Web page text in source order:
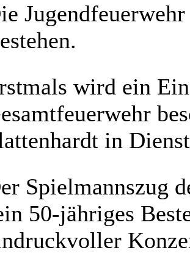
wird ein
in
Spielmannszug
50-jähriges